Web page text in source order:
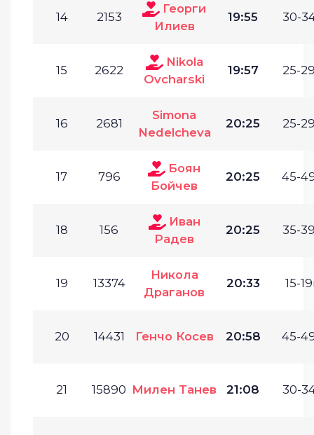
14 2153
Георги
Илиев
19:55 30-
15 2622
Nikola
Ovcharski
19:57 25-
16 2681
Simona
Nedelcheva
20:25 25-
17 796
Боян
Бойчев
20:25 45-
18 156
Иван
Радев
20:25 35-
19 13374
Никола
Драганов
20:33 15-
20 14431 Генчо Косев 20:58 45-
21 15890 Милен Танев 21:08 30-